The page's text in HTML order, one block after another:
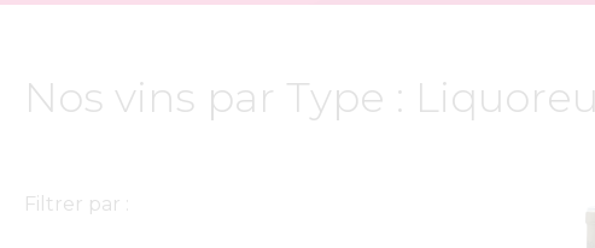
Nos vins par Type :
Filtrer par :